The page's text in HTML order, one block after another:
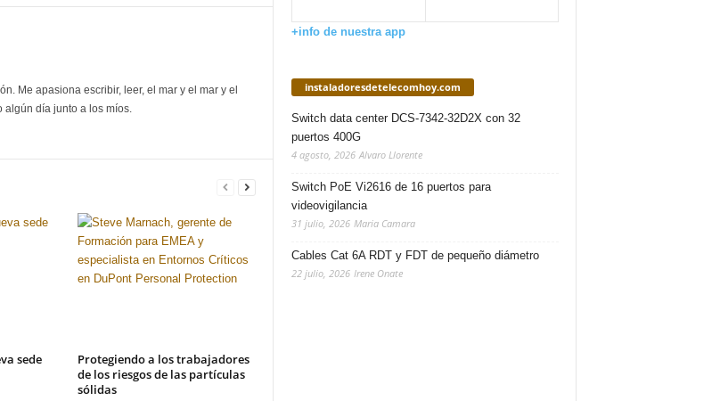
Me apasiona escribir, leer, el mar y el mar y el
algún día junto a los míos.
sede
Protegiendo a los trabajadores
de los riesgos de las partículas
sólidas
+info de nuestra app
instaladoresdetelecomhoy.com
Switch data center DCS-7342-32D2X con 32
puertos 400G
4 agosto, 2026 Alvaro Llorente
Switch PoE Vi2616 de 16 puertos para
videovigilancia
31 julio, 2026 Maria Camara
Cables Cat 6A RDT y FDT de pequeño diámetro
22 julio, 2026 Irene Onate